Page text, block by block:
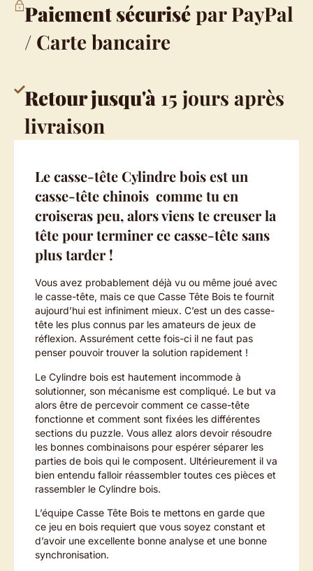
Paiement sécurisépar PayPal
/ Carte bancaire
Retour jusqu'à 15 jours après
livraison
Le casse-tête Cylindre bois est un
casse-tête chinois comme tu en
croiseras peu, alors viens te creuser la
tête pour terminer ce casse-tête sans
plus tarder !
Vous avez probablement déjà vu ou même joué avec
le casse-tête, mais ce que Casse Tête Bois te fournit
aujourd’hui est infiniment mieux. C’est un des casse-
tête les plus connus par les amateurs de jeux de
réflexion. Assurément cette fois-ci il ne faut pas
penser pouvoir trouver la solution rapidement !
Le Cylindre bois est hautement incommode à
solutionner, son mécanisme est compliqué. Le but va
alors être de percevoir comment ce casse-tête
fonctionne et comment sont fixées les différentes
sections du puzzle. Vous allez alors devoir résoudre
les bonnes combinaisons pour espérer séparer les
parties de bois qui le composent. Ultérieurement il va
bien entendu falloir réassembler toutes ces pièces et
rassembler le Cylindre bois.
L’équipe Casse Tête Bois te mettons en garde que
ce jeu en bois requiert que vous soyez constant et
d’avoir une excellente bonne analyse et une bonne
synchronisation.